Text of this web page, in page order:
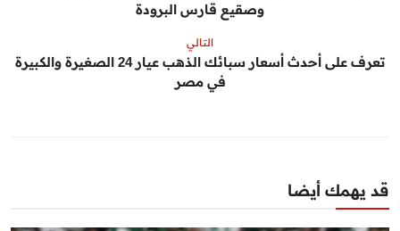
وصقيع قارس البرودة
التالي
تعرف على أحدث أسعار سبائك الذهب عيار 24 الصغيرة والكبيرة
في مصر
قد يهمك أيضا